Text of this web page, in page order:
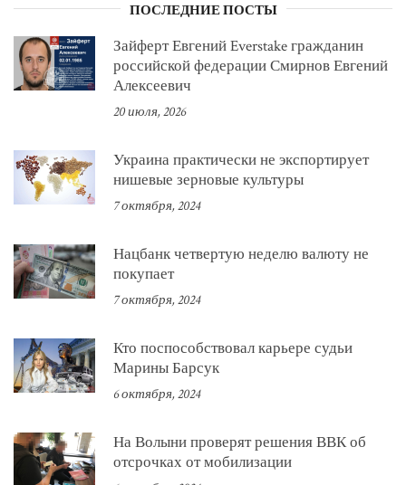
ПОСЛЕДНИЕ ПОСТЫ
Зайферт Евгений Everstake гражданин
российской федерации Смирнов Евгений
Алексеевич
20 июля, 2026
Украина практически не экспортирует
нишевые зерновые культуры
7 октября, 2024
Нацбанк четвертую неделю валюту не
покупает
7 октября, 2024
Кто поспособствовал карьере судьи
Марины Барсук
6 октября, 2024
На Волыни проверят решения ВВК об
отсрочках от мобилизации